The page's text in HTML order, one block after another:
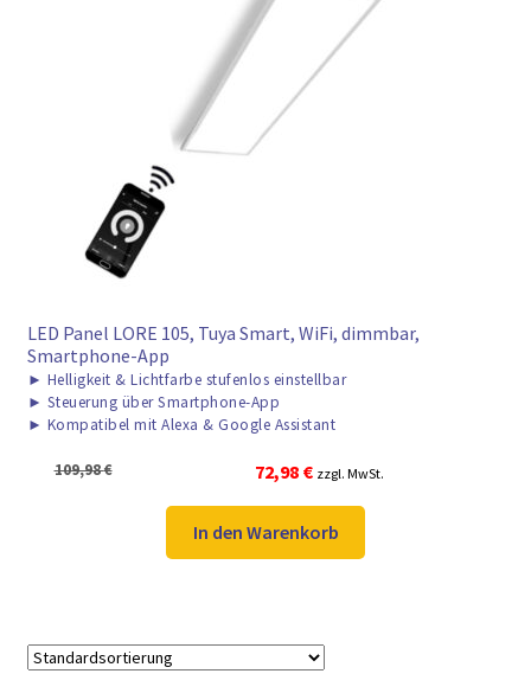
LED Panel LORE 105, Tuya Smart, WiFi, dimmbar,
Smartphone-App
► Helligkeit & Lichtfarbe stufenlos einstellbar
► Steuerung über Smartphone-App
► Kompatibel mit Alexa & Google Assistant
109,98€
Ursprünglicher
Preis
war:
109,98 €
72,98 €Aktueller
Preis
ist:
72,98 €.
zzgl. MwSt.
In den Warenkorb